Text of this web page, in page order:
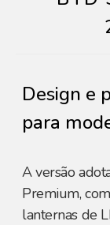
Design e
para
A versão
Premium,
lanternas de